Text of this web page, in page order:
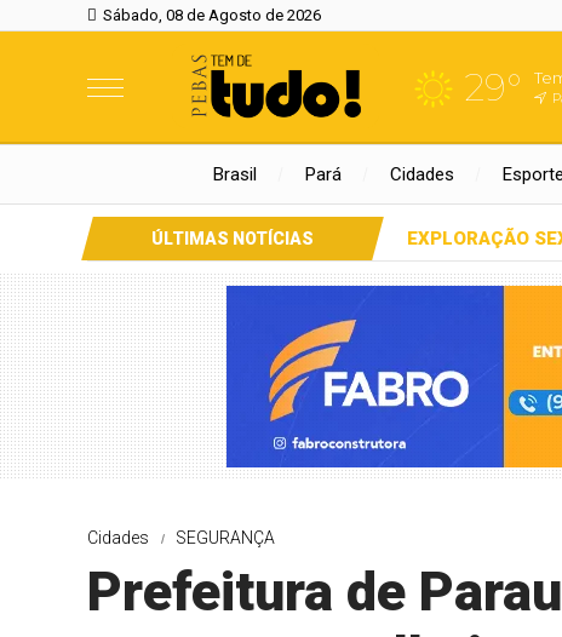
Sábado, 08 de Agosto de 2026
29°
Brasil Pará Cidades
ÚLTIMAS NOTÍCIAS EXPLORAÇÃO
Cidades SEGURANÇA
Prefeitura de